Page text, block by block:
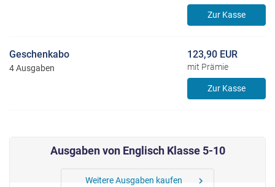
Zur Kasse
Geschenkabo
4 Ausgaben
123,90 EUR
mit Prämie
Zur Kasse
Ausgaben von Englisch Klasse 5-10
Weitere Ausgaben kaufen chevron_right